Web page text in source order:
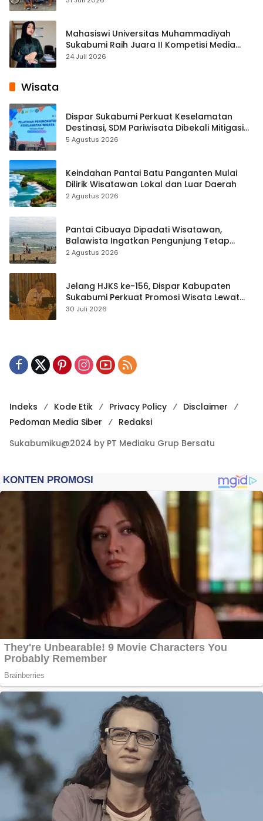
Mahasiswi Universitas Muhammadiyah
Sukabumi Raih Juara II Kompetisi Media
Pembelajaran Digital Tingkat Internasional
24 Juli 2026
Wisata
Dispar Sukabumi Perkuat Keselamatan
Destinasi, SDM Pariwisata Dibekali Mitigasi
hingga Teknik Evakuasi
5 Agustus 2026
Keindahan Pantai Batu Panganten Mulai
Dilirik Wisatawan Lokal dan Luar Daerah
2 Agustus 2026
Pantai Cibuaya Dipadati Wisatawan,
Balawista Ingatkan Pengunjung Tetap
Waspada
2 Agustus 2026
Jelang HJKS ke-156, Dispar Kabupaten
Sukabumi Perkuat Promosi Wisata Lewat
Publikasi Digital
30 Juli 2026
Indeks Kode Etik Privacy Policy
Disclaimer
Pedoman Media Siber
Redaksi
Sukabumiku@2024 by PT Mediaku Grup Bersatu